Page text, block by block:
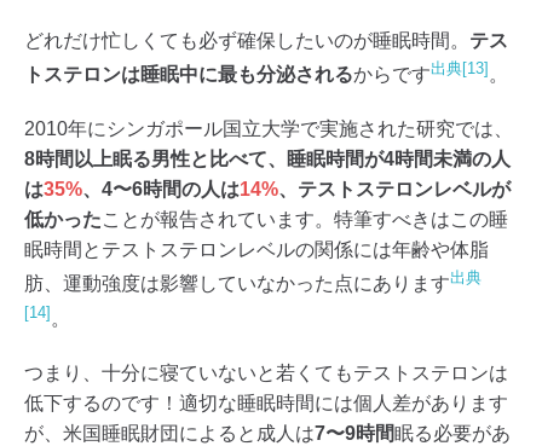
どれだけ忙しくても必ず確保したいのが睡眠時間。 テス
トステロンは睡眠中に最も分泌されるからです出典[13] 。
2010年にシンガポール国立大学で実施された研究では、
8時間以上眠る男性と比べて、睡眠時間が4時間未満の人
は35%、4〜6時間の人は14%、テストステロンレベルが
低かったことが報告されています。特筆すべきはこの睡
眠時間とテストステロンレベルの関係には年齢や体脂
肪、運動強度は影響していなかった点にあります出典
[14] 。
つまり、十分に寝ていないと若くてもテストステロンは
低下するのです！適切な睡眠時間には個人差があります
が、米国睡眠財団によると成人は7〜9時間眠る必要があ